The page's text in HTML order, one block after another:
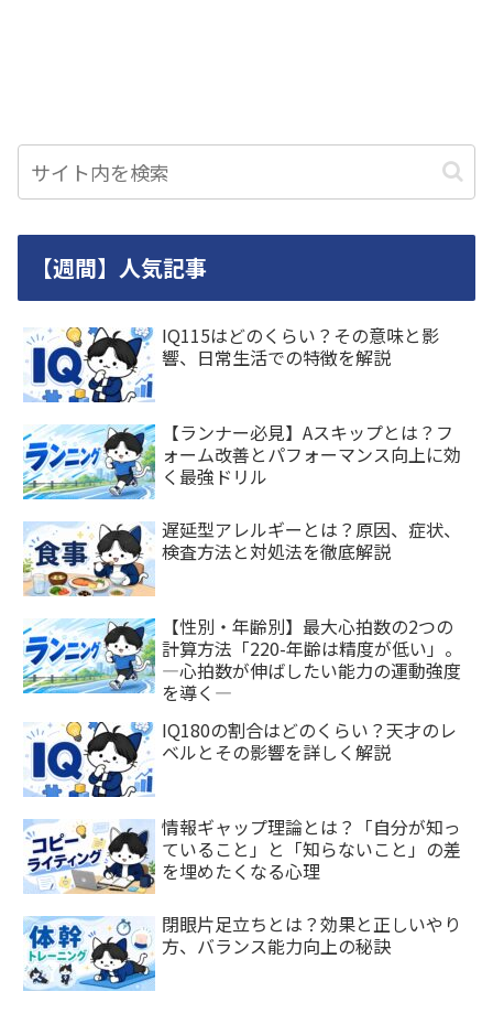
【週間】人気記事
IQ115はどのくらい？その意味と影
響、日常生活での特徴を解説
【ランナー必見】Aスキップとは？フ
ォーム改善とパフォーマンス向上に効
く最強ドリル
遅延型アレルギーとは？原因、症状、
検査方法と対処法を徹底解説
【性別・年齢別】最大心拍数の2つの
計算方法「220-年齢は精度が低い」。
―心拍数が伸ばしたい能力の運動強度
を導く―
IQ180の割合はどのくらい？天才のレ
ベルとその影響を詳しく解説
情報ギャップ理論とは？「自分が知っ
ていること」と「知らないこと」の差
を埋めたくなる心理
閉眼片足立ちとは？効果と正しいやり
方、バランス能力向上の秘訣